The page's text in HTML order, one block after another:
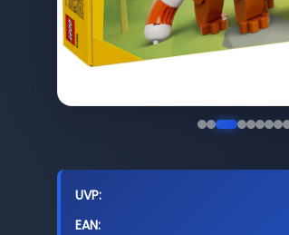
UVP:
EAN: